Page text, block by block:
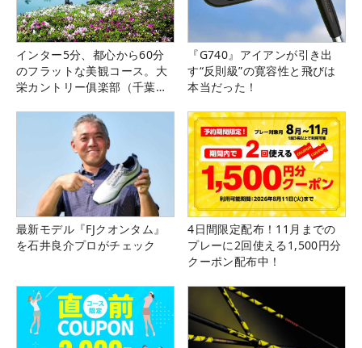
インター5分、都心から60分
のフラットな美観コース。大
栄カントリー俱楽部（千葉
『G740』アイアンが引き出
す“反則級”の寛容性と飛びは
本当だった！
最新モデル『FJクオンタム』
を石井良介プロがチェック
4日間限定配布！11月までの
プレーに2回使える1,500円分
クーポン配布中！